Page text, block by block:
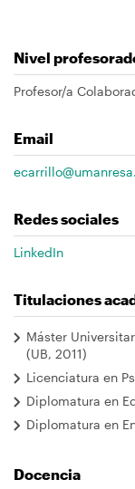
a
la
Nivel
Profesor/a
Email
Redes sociales
LinkedIn
Titulaciones
Máster
(UB, 2011)
Licenciatura en
Diplomatura en
Diplomatura en
Docencia